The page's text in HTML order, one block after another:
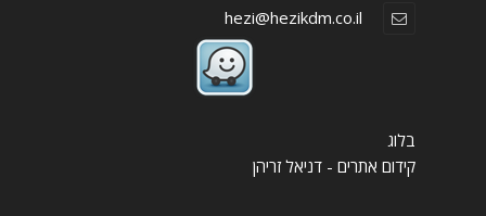
בלוג
קידום אתרים - דניאל זריהן